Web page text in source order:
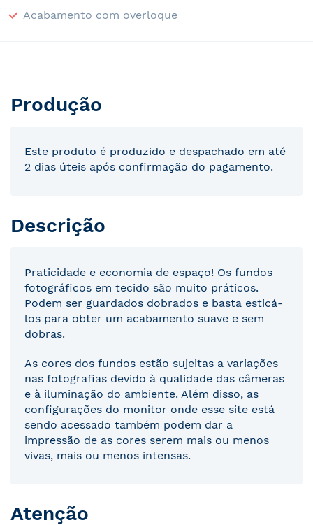
Acabamento com overloque
Produção
Este produto é produzido e despachado em até
2 dias úteis após confirmação do pagamento.
Descrição
Praticidade e economia de espaço! Os fundos
fotográficos em tecido são muito práticos.
Podem ser guardados dobrados e basta esticá-
los para obter um acabamento suave e sem
dobras.
As cores dos fundos estão sujeitas a variações
nas fotografias devido à qualidade das câmeras
e à iluminação do ambiente. Além disso, as
configurações do monitor onde esse site está
sendo acessado também podem dar a
impressão de as cores serem mais ou menos
vivas, mais ou menos intensas.
Atenção